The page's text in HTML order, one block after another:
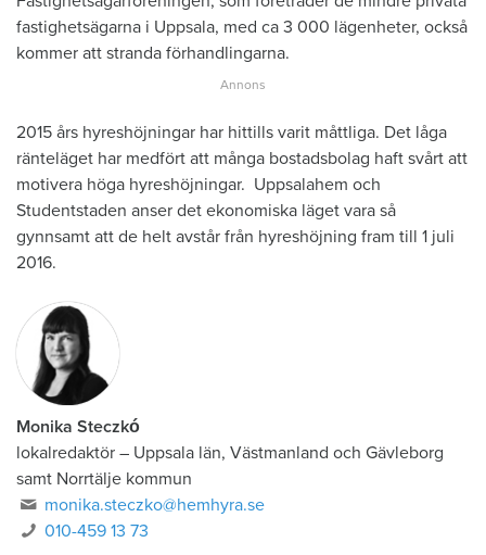
fastighetsägarna i Uppsala, med ca 3 000 lägenheter, också
kommer att stranda förhandlingarna.
2015 års hyreshöjningar har hittills varit måttliga. Det låga
ränteläget har medfört att många bostadsbolag haft svårt att
motivera höga hyreshöjningar. Uppsalahem och
Studentstaden anser det ekonomiska läget vara så
gynnsamt att de helt avstår från hyreshöjning fram till 1 juli
2016.
Monika Steczkó
lokalredaktör – Uppsala län, Västmanland och Gävleborg
samt Norrtälje kommun
monika.steczko@hemhyra.se
010-459 13 73